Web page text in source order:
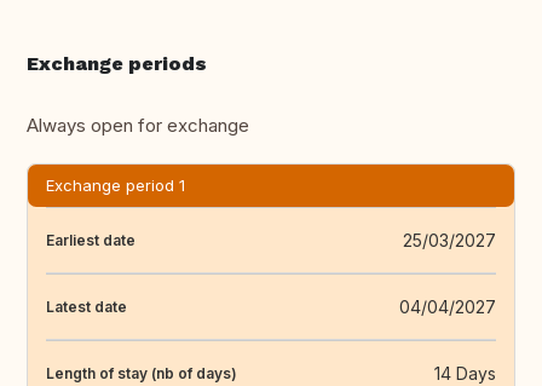
Exchange periods
Always open for exchange
Exchange period 1
Earliest date 25/03/2027
Latest date 04/04/2027
Length of stay (nb of days) 14 Days